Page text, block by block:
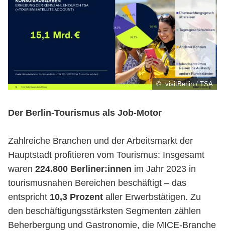
© visitBerlin / TSA
Der Berlin-Tourismus als Job-Motor
Zahlreiche Branchen und der Arbeitsmarkt der
Hauptstadt profitieren vom Tourismus: Insgesamt
waren 224.800 Berliner:innen im Jahr 2023 in
tourismusnahen Bereichen beschäftigt – das
entspricht 10,3 Prozent aller Erwerbstätigen. Zu
den beschäftigungsstärksten Segmenten zählen
Beherbergung und Gastronomie, die MICE-Branche